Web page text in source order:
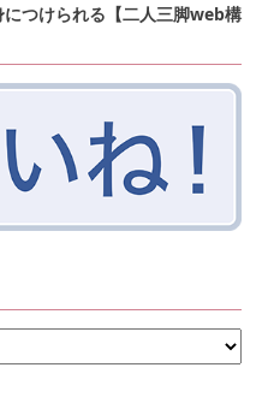
つけられる【二人三脚web構